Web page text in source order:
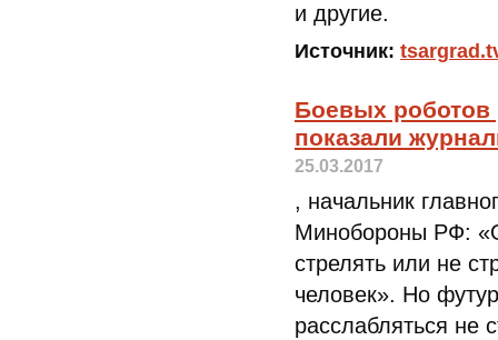
и другие.
Источник:
Боевых роботов
показали
25.03.2017
, начальник
Минобороны РФ:
стрелять или не
человек». Но
расслабляться не